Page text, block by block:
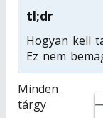
tl;dr
Hogyan kell
Ez nem
Minden
tárgy